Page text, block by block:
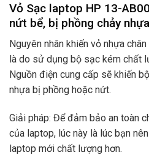
Vỏ Sạc laptop HP 13-
nứt bể, bị phồng chảy
Nguyên nhân khiến vỏ nhựa
là do sử dụng bộ sạc kém chất
Nguồn điện cung cấp sẽ khiến
nhựa bị phồng hoặc nứt.
Giải pháp: Để đảm bảo an toàn
của laptop, lúc này là lúc bạn
laptop mới chất lượng hơn.